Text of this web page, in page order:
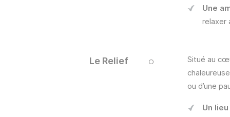
Une
relaxer
Le Relief
Situé au
ou d’une
Un